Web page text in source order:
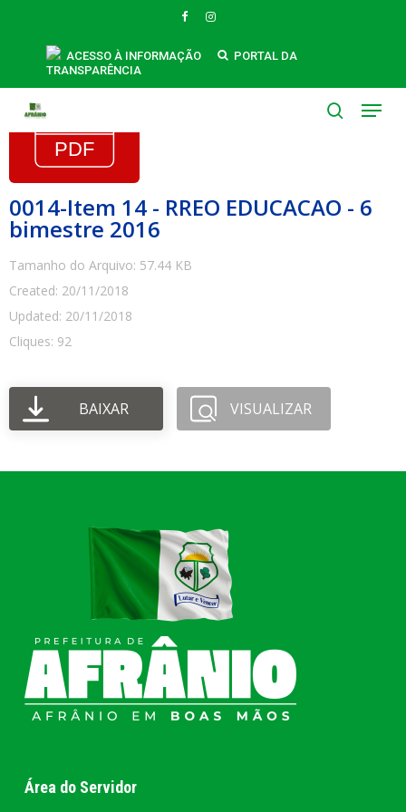
FACEBOOKINSTAGRAM
ACESSO À INFORMAÇÃO
PORTAL DA
TRANSPARÊNCIA
Menu
0014-Item 14 - RREO EDUCACAO - 6
bimestre 2016
Tamanho do Arquivo: 57.44 KB
Created: 20/11/2018
Updated: 20/11/2018
Cliques: 92
BAIXAR VISUALIZAR
Área do Servidor